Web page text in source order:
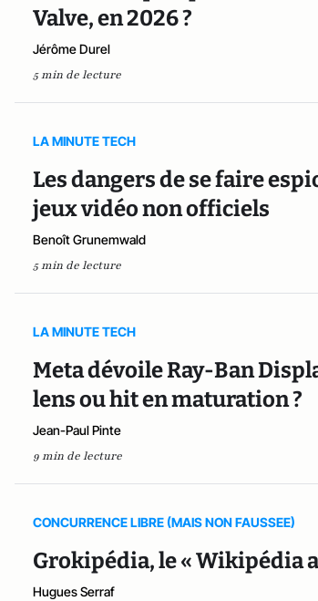
Valve, en 2026 ?
Jérôme Durel
5 min de lecture
LA MINUTE TECH
Les dangers de se faire
jeux vidéo non officiels
Benoît Grunemwald
5 min de lecture
LA MINUTE TECH
Meta dévoile Ray-Ban
lens ou hit en maturation ?
Jean-Paul Pinte
9 min de lecture
CONCURRENCE LIBRE (MAIS NON FAUSSEE)
Grokipédia, le « Wikipédia
Hugues Serraf